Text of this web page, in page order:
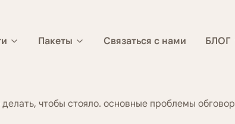
Пакеты Связаться с нами БЛОГ
чтобы стояло. основные проблемы